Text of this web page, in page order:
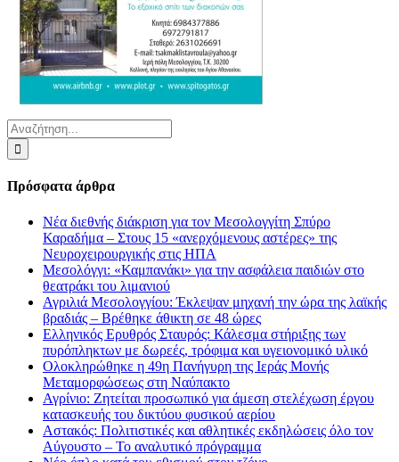
Αναζήτηση
για:
Πρόσφατα άρθρα
Νέα διεθνής διάκριση για τον Μεσολογγίτη Σπύρο
Καραδήμα – Στους 15 «ανερχόμενους αστέρες» της
Νευροχειρουργικής στις ΗΠΑ
Μεσολόγγι: «Καμπανάκι» για την ασφάλεια παιδιών στο
θεατράκι του λιμανιού
Αγριλιά Μεσολογγίου: Έκλεψαν μηχανή την ώρα της λαϊκής
βραδιάς – Βρέθηκε άθικτη σε 48 ώρες
Ελληνικός Ερυθρός Σταυρός: Κάλεσμα στήριξης των
πυρόπληκτων με δωρεές, τρόφιμα και υγειονομικό υλικό
Ολοκληρώθηκε η 49η Πανήγυρη της Ιεράς Μονής
Μεταμορφώσεως στη Ναύπακτο
Αγρίνιο: Ζητείται προσωπικό για άμεση στελέχωση έργου
κατασκευής του δικτύου φυσικού αερίου
Αστακός: Πολιτιστικές και αθλητικές εκδηλώσεις όλο τον
Αύγουστο – Το αναλυτικό πρόγραμμα